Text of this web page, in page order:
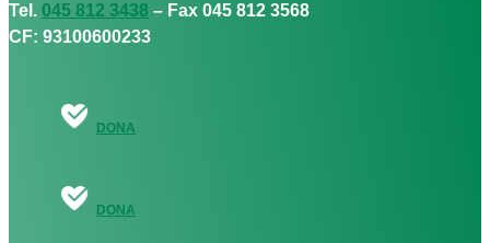
Tel. 045 812 3438 – Fax 045 812 3568
CF: 93100600233
DONA
DONA